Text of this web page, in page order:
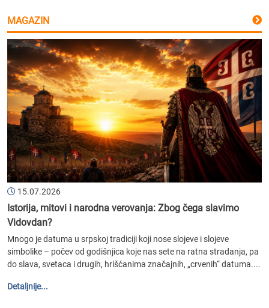
MAGAZIN
15.07.2026
Istorija, mitovi i narodna verovanja: Zbog čega slavimo
Vidovdan?
Mnogo je datuma u srpskoj tradiciji koji nose slojeve i slojeve
simbolike – počev od godišnjica koje nas sete na ratna stradanja, pa
do slava, svetaca i drugih, hrišćanima značajnih, „crvenih“ datuma....
Detaljnije...